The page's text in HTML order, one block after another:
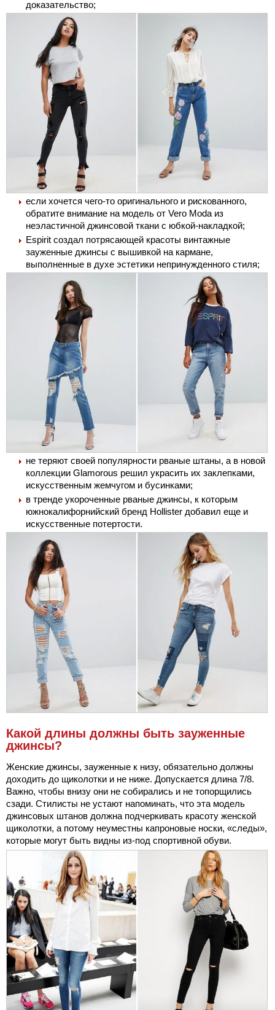
доказательство;
если хочется чего-то оригинального и рискованного,
обратите внимание на модель от Vero Moda из
неэластичной джинсовой ткани с юбкой-накладкой;
Espirit создал потрясающей красоты винтажные
зауженные джинсы с вышивкой на кармане,
выполненные в духе эстетики непринужденного стиля;
не теряют своей популярности рваные штаны, а в новой
коллекции Glamorous решил украсить их заклепками,
искусственным жемчугом и бусинками;
в тренде укороченные рваные джинсы, к которым
южнокалифорнийский бренд Hollister добавил еще и
искусственные потертости.
Какой длины должны быть зауженные
джинсы?
Женские джинсы, зауженные к низу, обязательно должны
доходить до щиколотки и не ниже. Допускается длина 7/8.
Важно, чтобы внизу они не собирались и не топорщились
сзади. Стилисты не устают напоминать, что эта модель
джинсовых штанов должна подчеркивать красоту женской
щиколотки, а потому неуместны капроновые носки, «следы»,
которые могут быть видны из-под спортивной обуви.